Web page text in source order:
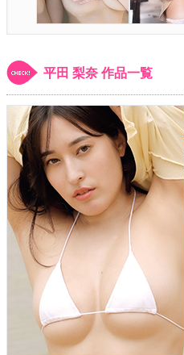
▶お問い合わせフォーム
平田 梨奈 作品一覧